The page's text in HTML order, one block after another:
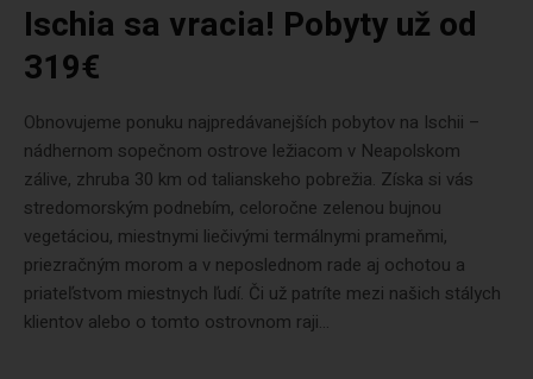
Ischia sa vracia! Pobyty už od
319€
Obnovujeme ponuku najpredávanejších pobytov na Ischii –
nádhernom sopečnom ostrove ležiacom v Neapolskom
zálive, zhruba 30 km od talianskeho pobrežia. Získa si vás
stredomorským podnebím, celoročne zelenou bujnou
vegetáciou, miestnymi liečivými termálnymi prameňmi,
priezračným morom a v neposlednom rade aj ochotou a
priateľstvom miestnych ľudí. Či už patríte mezi našich stálych
klientov alebo o tomto ostrovnom raji...